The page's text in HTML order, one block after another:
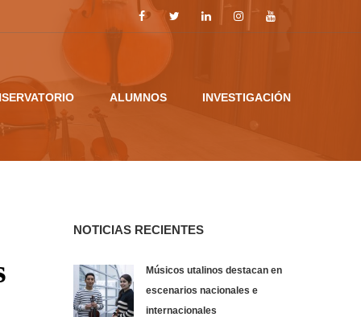
ALUMNOS INVESTIGACIÓN
NOTICIAS RECIENTES
Músicos utalinos destacan en
escenarios nacionales e
internacionales